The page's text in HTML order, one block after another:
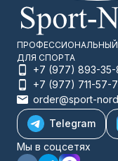
ДЛЯ СПОРТА
+7 (977) 893-35-
+7 (977) 711-57-
order@sport-
Telegram
Мы в соцсетях